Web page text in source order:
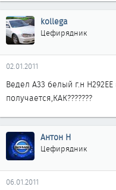
kollega
Цефирядник
02.01.2011
Ведел А33 белый г.н
получается,КАК???????
Антон Н
Цефирядник
06.01.2011